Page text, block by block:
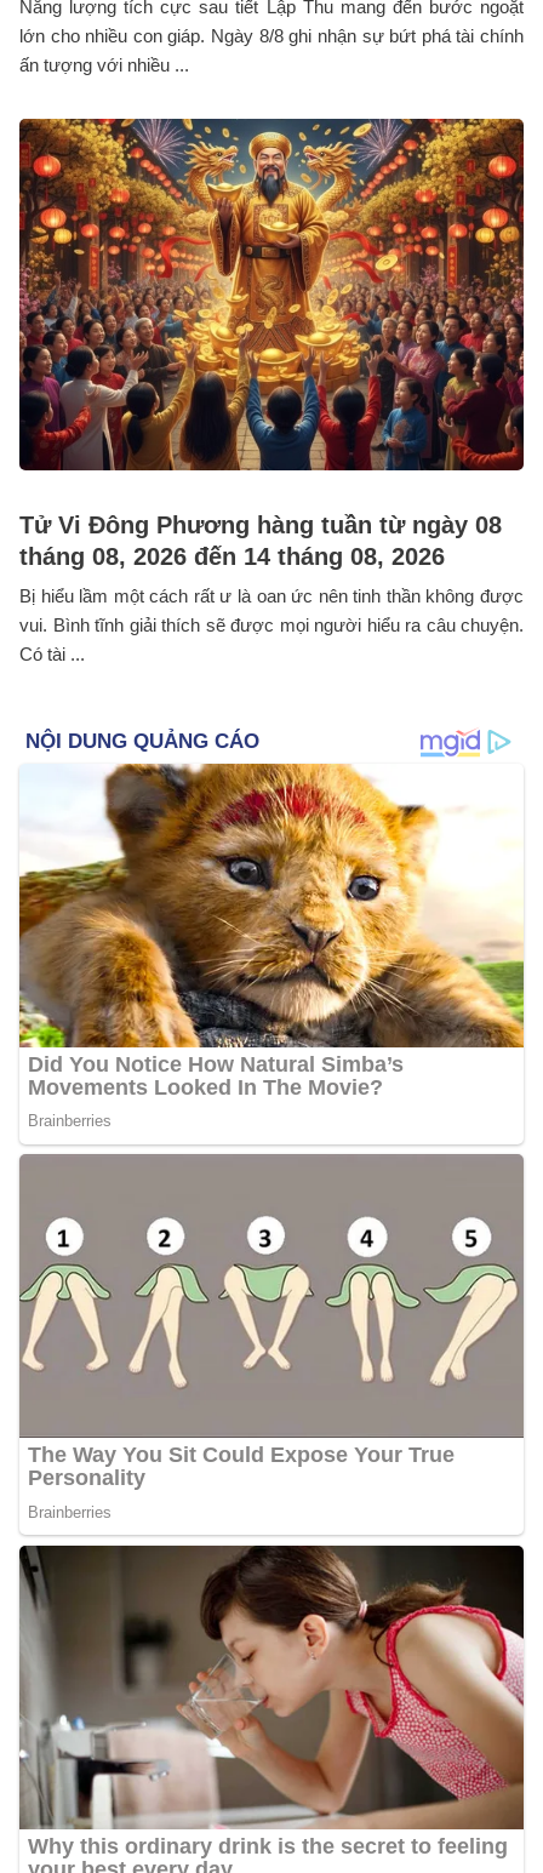
Năng lượng tích cực sau tiết Lập Thu mang đến bước ngoặt
lớn cho nhiều con giáp. Ngày 8/8 ghi nhận sự bứt phá tài chính
ấn tượng với nhiều ...
Tử Vi Đông Phương hàng tuần từ ngày 08
tháng 08, 2026 đến 14 tháng 08, 2026
Bị hiểu lầm một cách rất ư là oan ức nên tinh thần không được
vui. Bình tĩnh giải thích sẽ được mọi người hiểu ra câu chuyện.
Có tài ...